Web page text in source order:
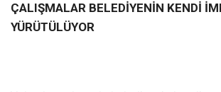
ÇALIŞMALAR BELEDİYENİN KENDİ
YÜRÜTÜLÜYOR